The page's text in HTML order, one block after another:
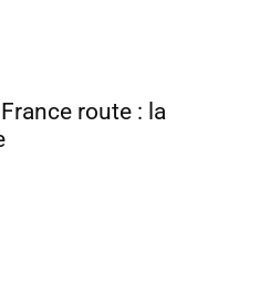
route : la